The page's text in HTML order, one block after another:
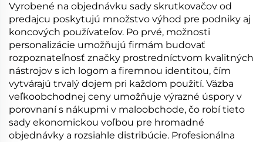
Vyrobené na objednávku sady skrutkovačov od
predajcu poskytujú množstvo výhod pre podniky aj
koncových používateľov. Po prvé, možnosti
personalizácie umožňujú firmám budovať
rozpoznateľnosť značky prostredníctvom kvalitných
nástrojov s ich logom a firemnou identitou, čím
vytvárajú trvalý dojem pri každom použití. Väzba
veľkoobchodnej ceny umožňuje výrazné úspory v
porovnaní s nákupmi v maloobchode, čo robí tieto
sady ekonomickou voľbou pre hromadné
objednávky a rozsiahle distribúcie. Profesionálna